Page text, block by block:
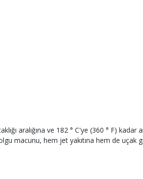
aralığına ve 182 ° C'ye (360 ° F) kadar
macunu, hem jet yakıtına hem de uçak